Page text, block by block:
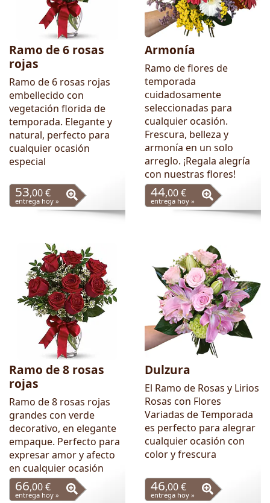
Ramo de 6 rosas
rojas
Ramo de 6 rosas rojas
embellecido con
vegetación florida de
temporada. Elegante y
natural, perfecto para
cualquier ocasión
especial
53,00 €
entrega hoy »
Armonía
Ramo de flores de
temporada
cuidadosamente
seleccionadas para
cualquier ocasión.
Frescura, belleza y
armonía en un solo
arreglo. ¡Regala alegría
con nuestras flores!
44,00 €
entrega hoy »
Ramo de 8 rosas
rojas
Ramo de 8 rosas rojas
grandes con verde
decorativo, en elegante
empaque. Perfecto para
expresar amor y afecto
en cualquier ocasión
66,00 €
entrega hoy »
Dulzura
El Ramo de Rosas y Lirios
Rosas con Flores
Variadas de Temporada
es perfecto para alegrar
cualquier ocasión con
color y frescura
46,00 €
entrega hoy »